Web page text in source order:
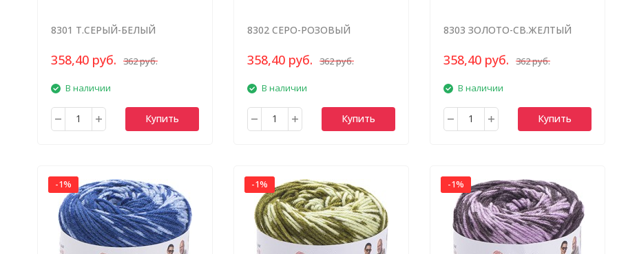
8301 Т.СЕРЫЙ-БЕЛЫЙ
358,40 руб. 362 руб.
В наличии
Купить
8302 СЕРО-РОЗОВЫЙ
358,40 руб. 362 руб.
В наличии
Купить
8303 ЗОЛОТО-СВ.ЖЕЛТЫЙ
358,40 руб. 362 руб.
В наличии
Купить
-1% -1% -1%